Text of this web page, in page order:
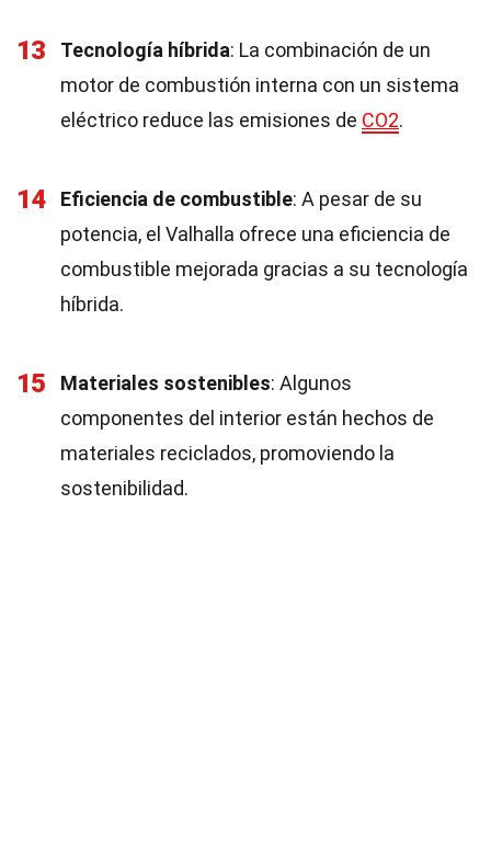
13 Tecnología híbrida: La combinación de un
motor de combustión interna con un sistema
eléctrico reduce las emisiones de CO2.
14 Eficiencia de combustible: A pesar de su
potencia, el Valhalla ofrece una eficiencia de
combustible mejorada gracias a su tecnología
híbrida.
15 Materiales sostenibles: Algunos
componentes del interior están hechos de
materiales reciclados, promoviendo la
sostenibilidad.